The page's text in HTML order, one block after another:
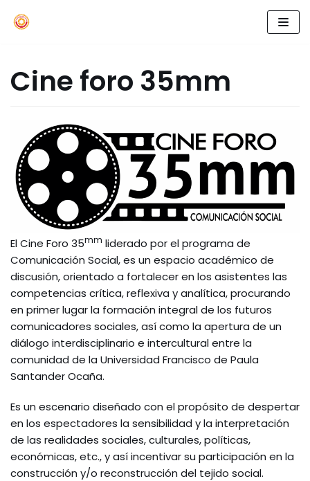
content
Cine foro 35mm
El Cine Foro 35mm liderado por el programa de
Comunicación Social, es un espacio académico de
discusión, orientado a fortalecer en los asistentes las
competencias crítica, reflexiva y analítica, procurando
en primer lugar la formación integral de los futuros
comunicadores sociales, así como la apertura de un
diálogo interdisciplinario e intercultural entre la
comunidad de la Universidad Francisco de Paula
Santander Ocaña.
Es un escenario diseñado con el propósito de despertar
en los espectadores la sensibilidad y la interpretación
de las realidades sociales, culturales, políticas,
económicas, etc., y así incentivar su participación en la
construcción y/o reconstrucción del tejido social.